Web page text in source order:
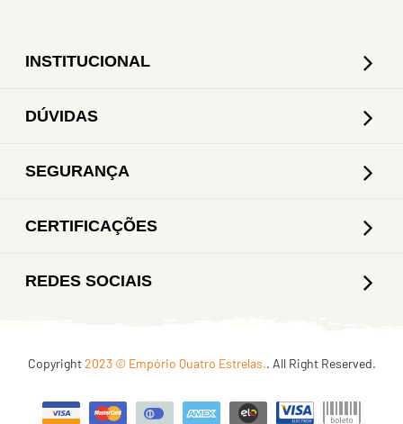
INSTITUCIONAL
DÚVIDAS
SEGURANÇA
CERTIFICAÇÕES
REDES SOCIAIS
Copyright2023 © Empório Quatro Estrelas.. All Right Reserved.